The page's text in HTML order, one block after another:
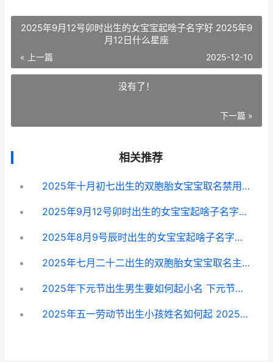
2025年9月12号卯时出生的女宝宝起啥子名字好 2025年9
月12日什么星座
« 上一篇 2025-12-10
没有了！
下一篇 »
相关推荐
2025年十月初七出生的双胞胎女宝宝取名禁用啥子字 2025年十月初七取名字需要注意什么
2025年9月12号卯时出生的女宝宝起啥子名字好 2025年9月12日什么星座
2025年8月9号辰时出生的女宝宝起啥子名字好 2025年8月9号是什么日子
2025年七月二十二出生的双胞胎女宝宝取名主推 2025年七月二十六出生的人是什么命
2025年下元节出生男生要如何起小名 下元节是鬼节吗 下元节出生的人好吗
2025年五一劳动节出生小孩姓名如何起 2025年五一劳动模范人民大会堂主持人是谁